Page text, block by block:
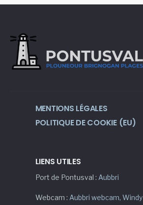
MENTIONS LÉGALES
POLITIQUE DE COOKIE (EU)
LIENS UTILES
Port de Pontusval : Aubbri
Webcam : Aubbri webcam, Windy